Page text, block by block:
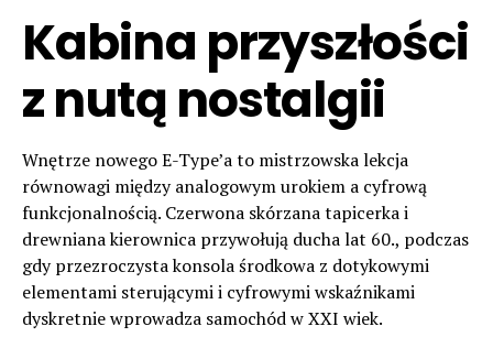
Kabina przyszłości
z nutą nostalgii
Wnętrze nowego E-Type’a to mistrzowska lekcja
równowagi między analogowym urokiem a cyfrową
funkcjonalnością. Czerwona skórzana tapicerka i
drewniana kierownica przywołują ducha lat 60., podczas
gdy przezroczysta konsola środkowa z dotykowymi
elementami sterującymi i cyfrowymi wskaźnikami
dyskretnie wprowadza samochód w XXI wiek.